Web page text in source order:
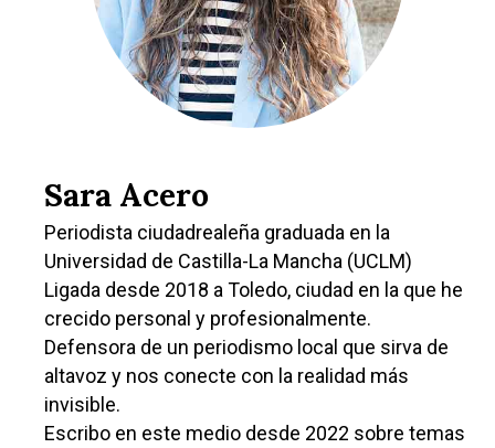
Sara Acero
Periodista ciudadrealeña graduada en la
Universidad de Castilla-La Mancha (UCLM)
Ligada desde 2018 a Toledo, ciudad en la que he
crecido personal y profesionalmente.
Defensora de un periodismo local que sirva de
altavoz y nos conecte con la realidad más
invisible.
Escribo en este medio desde 2022 sobre temas
Castilla-La
Toledo
Sanidad